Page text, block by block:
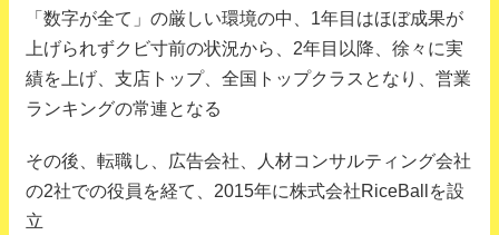
「数字が全て」の厳しい環境の中、1年目はほぼ成果が
上げられずクビ寸前の状況から、2年目以降、徐々に実
績を上げ、支店トップ、全国トップクラスとなり、営業
ランキングの常連となる
その後、転職し、広告会社、人材コンサルティング会社
の2社での役員を経て、2015年に株式会社RiceBallを設
立